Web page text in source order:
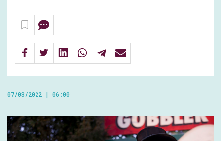
07/03/2022 | 06:00